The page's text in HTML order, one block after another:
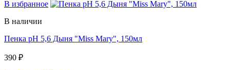
В избранное
В наличии
Пенка pH 5,6 Дыня "Miss Mary", 150мл
390 ₽